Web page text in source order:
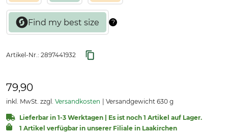
Artikel-Nr.: 2897441932
79,90
inkl. MwSt. zzgl. Versandkosten Versandgewicht 630 g
Lieferbar in 1-3 Werktagen | Es ist noch 1 Artikel auf Lager.
1 Artikel verfügbar in unserer Filiale in Laakirchen